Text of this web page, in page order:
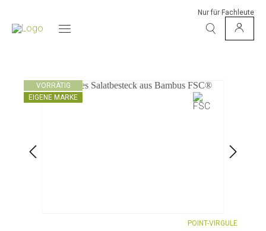
Nur für Fachleute
VORRÄTIG
EIGENE MARKE
POINT-VIRGULE